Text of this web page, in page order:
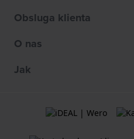
Obsluga klienta
O nas
Jak